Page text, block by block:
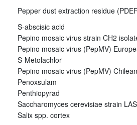
Pepper dust extraction residue
S-abscisic acid
Pepino mosaic virus strain CH2
Pepino mosaic virus (PepMV)
S-Metolachlor
Pepino mosaic virus (PepMV)
Penoxsulam
Penthiopyrad
Saccharomyces cerevisiae strain
Salix spp. cortex